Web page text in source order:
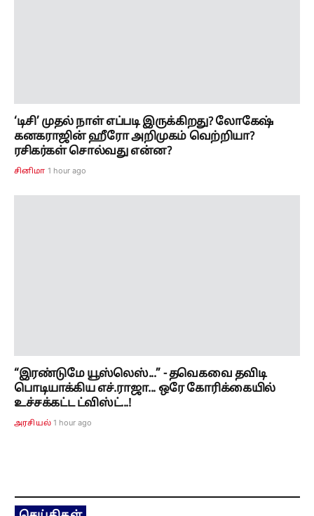
‘டிசி’ முதல் நாள் எப்படி இருக்கிறது? லோகேஷ்
கனகராஜின் ஹீரோ அறிமுகம் வெற்றியா?
ரசிகர்கள் சொல்வது என்ன?
சினிமா 1 hour ago
“இரண்டுமே யூஸ்லெஸ்...” - தவெகவை தவிடி
பொடியாக்கிய எச்.ராஜா... ஒரே கோரிக்கையில்
உச்சக்கட்ட ட்விஸ்ட்...!
அரசியல் 1 hour ago